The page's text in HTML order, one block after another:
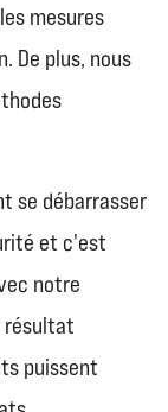
mesures
De plus, nous
se débarrasser
et c'est
notre
résultat
puissent